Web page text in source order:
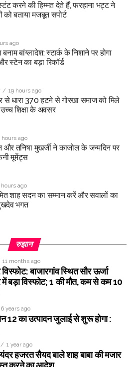
करने की हिम्मत देते हैं’, फरहाना भट्ट ने
को बताया मजबूत सपोर्ट
ago
बांग्लादेश: स्टार्क के निशाने पर होगा
स्टेन का बड़ा रिकॉर्ड
19 hours ago
से धारा 370 हटने से गोरखा समाज को मिले
शिक्षा के अवसर
hours ago
तनिषा मुखर्जी ने काजोल के जन्मदिन पर
मूमेंट्स
hours ago
शाह सदन का सम्मान करें और सवालों का
भगत
रुझान
11 months ago
विस्फोट: बाजारगांव स्थित सौर ऊर्जा
बड़ा विस्फोट; 1 की मौत, कम से कम 10
6 years ago
12 का उत्पादन जुलाई से शुरू होगा :
1 year ago
हजरत सैयद बाले शाह बाबा की मजार